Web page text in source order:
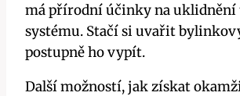
má přírodní účinky na
systému. Stačí si uvařit
postupně ⁢ho vypít.
Další možností, jak ​získat